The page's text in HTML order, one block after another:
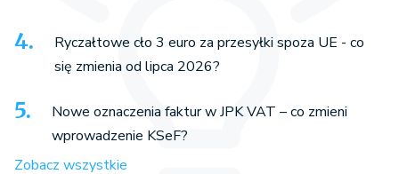
Ryczałtowe cło 3 euro za przesyłki spoza UE - co
się zmienia od lipca 2026?
Nowe oznaczenia faktur w JPK VAT – co zmieni
wprowadzenie KSeF?
Zobacz wszystkie